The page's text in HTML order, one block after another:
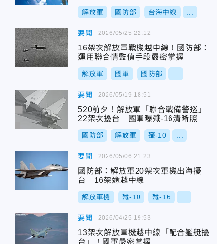
線
解放軍 國防部 台海中線
要聞
16架次解放軍戰機越中線！國防部：
運用聯合情監偵手段嚴密掌握
解放軍 國軍 國防部
2026/05/25 22:12
要聞
520前夕！解放軍「聯合戰備警巡」
22架次擾台 國軍曝殲-16清晰照
國防部 解放軍 殲-10
2026/05/19 18:51
要聞
國防部：解放軍20架次軍機出海擾
台 16架逾越中線
解放軍機 殲-10 殲-16
2026/05/06 21:23
要聞
13架次解放軍機越中線「配合艦艇擾
台」！國軍嚴密掌握
2026/04/25 19:53